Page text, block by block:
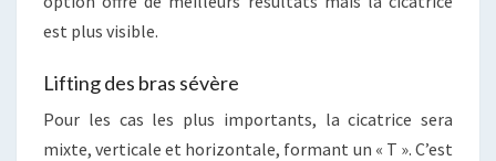
est plus visible.
Lifting des bras sévère
Pour les cas les plus importants, la cicatrice sera
mixte, verticale et horizontale, formant un « T ». C’est